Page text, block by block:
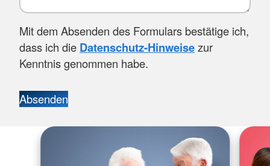
Mit dem Absenden des Formulars bestätige ich,
dass ich die Datenschutz-Hinweisezur
Kenntnis genommen habe.
Absenden